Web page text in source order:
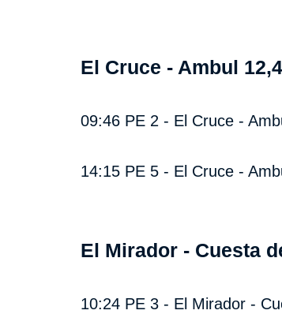
El Cruce - Ambul
09:46 PE 2 - El Cruce -
14:15 PE 5 - El Cruce -
El Mirador - Cuesta
10:24 PE 3 - El Mirador -